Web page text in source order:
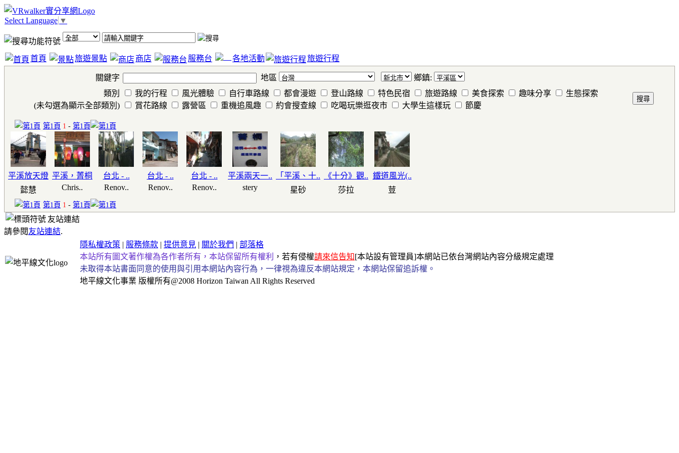
Select Language ▼
首頁 旅遊景點 商店 服務台 各地活動 旅遊行程
關鍵字 地區
鄉鎮:
類別
(未勾選為顯示全部類別)
我的行程 風光體驗 自行車路線 都會漫遊 登山路線 特色民宿 旅遊路線 美食探索 趣味分享
生態探索
賞花路線
露營區 重機追風趣 約會搜查線 吃喝玩樂逛夜市 大學生這樣玩 節慶
第1頁 1 - 第1頁
平溪放天燈
懿慧
平溪，菁桐
Chris..
台北 - ..
Renov..
台北 - ..
Renov..
台北 - ..
Renov..
平溪兩天一..
stery
「平溪、十..
星砂
《十分》觀..
莎拉
鐵道風光(..
荳
第1頁 1 - 第1頁
友站連結
請參閱友站連結.
隱私權政策 | 服務條款 | 提供意見 | 關於我們 | 部落格
本站所有圖文著作權為各作者所有，本站保留所有權利
，若有侵權請來信告知[本站設有管理員]本網站已依台灣網站內容分級規定處理
未取得本站書面同意的使用與引用本網站內容行為，一律視為違反本網站規定，本網站保留追訴權。
地平線文化事業 版權所有@2008 Horizon Taiwan All Rights Reserved